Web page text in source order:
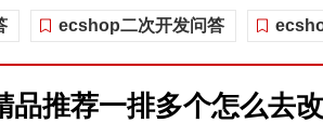
ecshop二次开发问答
品推荐一排多个怎么去